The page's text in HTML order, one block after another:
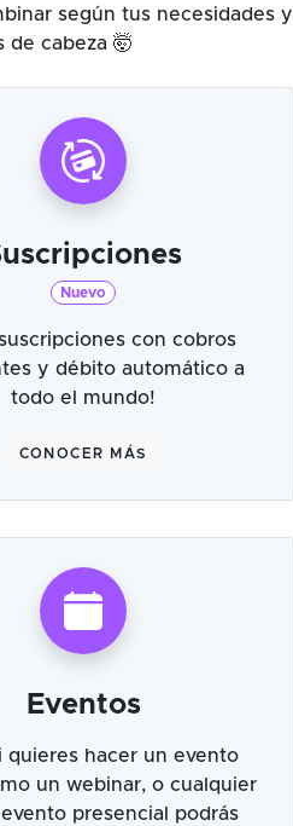
según tus necesidades y
de cabeza 🤯
Nuevo
con cobros
y débito automático a
todo el mundo!
CONOCER MÁS
Eventos
quieres hacer un evento
un webinar, o cualquier
presencial podrás